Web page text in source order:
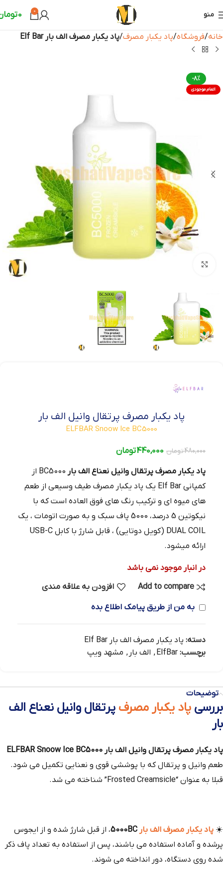
منو 0
0
خانه فروشگاه پاد یکبار مصرف پاد یکبار مصرف الف بار Elf Bar
-8%
اتمام موجودی
پاد یکبار مصرف پرتقال وانیل الف بار
ELFBAR Snoow Ice BC5000
480,000تومان 440,000تومان
پاد یکبار مصرف پرتقال وانیل نعناع الف بار
BC5000 از
کمپانی Elf Bar یک پاد یکبار مصرف طیف وسیعی از طعم
های میوه ای و ترکیب رنگ های فوق العاده است که با
نیکوتین 5 درصد، 5000 پاف سبک و به صورت اتومات ، یک
DUAL COIL (کویل دوتایی) ، قابل شارژ با کابل USB-C
ارائه میشود.
در انبار موجود نمی باشد
Add to compare
افزودن به علاقه مندی
به من از طریق پیامک اطلاع بده
دسته: پاد یکبار مصرف الف بار Elf Bar
برچسب: ElfBar
, الف بار , مشهد ویپ
توضیحات
بررسی پاد یکبار مصرف پرتقال وانیل نعناع الف
بار
پاد یکبار مصرف پرتقال وانیل الف بار ELFBAR Snoow Ice BC5000
طعم وانیل و پرتقال که با پوششی قوی و نعنایی تکمیل می شود.
قبلا به عنوان “Frosted Creamsicle” شناخته می شد.
☀️ پاد یکبار مصرف الف بار
، از قبل شارژ شده و از ایجوس
پرشده و آماده استفاده می باشند، پس از استفاده به تعداد پاف ذکر
شده روی دستگاه، دور انداخته می شوند.